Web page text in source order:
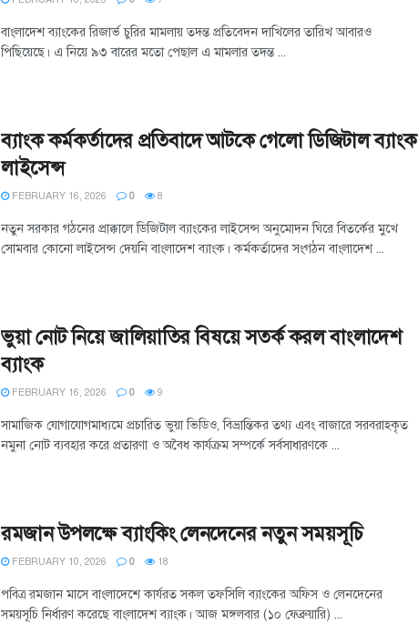
বাংলাদেশ ব্যাংকের রিজার্ভ চুরির মামলায় তদন্ত প্রতিবেদন দাখিলের তারিখ আবারও
পিছিয়েছে। এ নিয়ে ৯৩ বারের মতো পেছাল এ মামলার তদন্ত ...
ব্যাংক কর্মকর্তাদের প্রতিবাদে আটকে গেলো ডিজিটাল ব্যাংক
লাইসেন্স
FEBRUARY 16, 2026 0 8
নতুন সরকার গঠনের প্রাক্কালে ডিজিটাল ব্যাংকের লাইসেন্স অনুমোদন ঘিরে বিতর্কের মুখে
সোমবার কোনো লাইসেন্স দেয়নি বাংলাদেশ ব্যাংক। কর্মকর্তাদের সংগঠন বাংলাদেশ ...
ভুয়া নোট নিয়ে জালিয়াতির বিষয়ে সতর্ক করল বাংলাদেশ
ব্যাংক
FEBRUARY 16, 2026 0 9
সামাজিক যোগাযোগমাধ্যমে প্রচারিত ভুয়া ভিডিও, বিভ্রান্তিকর তথ্য এবং বাজারে সরবরাহকৃত
নমুনা নোট ব্যবহার করে প্রতারণা ও অবৈধ কার্যক্রম সম্পর্কে সর্বসাধারণকে ...
রমজান উপলক্ষে ব্যাংকিং লেনদেনের নতুন সময়সূচি
FEBRUARY 10, 2026 0 18
পবিত্র রমজান মাসে বাংলাদেশে কার্যরত সকল তফসিলি ব্যাংকের অফিস ও লেনদেনের
সময়সূচি নির্ধারণ করেছে বাংলাদেশ ব্যাংক। আজ মঙ্গলবার (১০ ফেব্রুয়ারি) ...